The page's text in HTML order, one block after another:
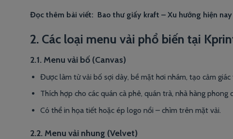
Đọc thêm bài viết: Bao thư giấy kraft – Xu hướng hiện nay
2. Các loại menu vải phổ biến tại
2.1. Menu vải bố (Canvas)
Được làm từ vải bố sợi dày, bề mặt hơi nhám, tạo cảm giác
Thích hợp cho các quán cà phê, quán trà, nhà hàng phong
Có thể in họa tiết hoặc ép logo nổi – chìm trên mặt vải.
2.2. Menu vải nhung (Velvet)